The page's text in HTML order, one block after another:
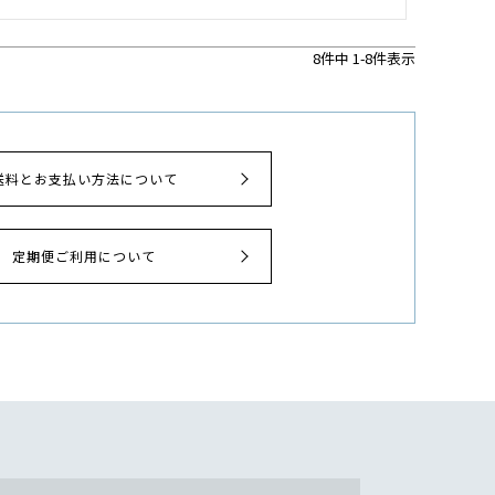
8件中 1-8件表示
料とお支払い方法について
定期便ご利用について